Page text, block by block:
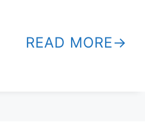
READ MORE